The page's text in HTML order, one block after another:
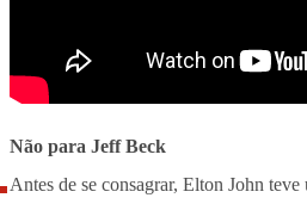
Não para Jeff Beck
Antes de se consagrar, Elton John